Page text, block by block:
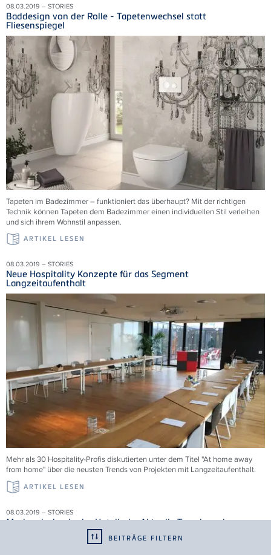
BEITRÄGE FILTERN
08.03.2019 – STORIES
Baddesign von der Rolle - Tapetenwechsel statt
Fliesenspiegel
Tapeten im Badezimmer – funktioniert das überhaupt? Mit der richtigen
Technik können Tapeten dem Badezimmer einen individuellen Stil verleihen
und sich ihrem Wohnstil anpassen.
ARTIKEL LESEN
08.03.2019 – STORIES
Neue Hospitality Konzepte für das Segment
Langzeitaufenthalt
Mehr als 30 Hospitality-Profis diskutierten unter dem Titel "At home away
from home" über die neusten Trends von Projekten mit Langzeitaufenthalt.
ARTIKEL LESEN
08.03.2019 – STORIES
Markendesign in der Hotellerie: Aktuelle Trends und